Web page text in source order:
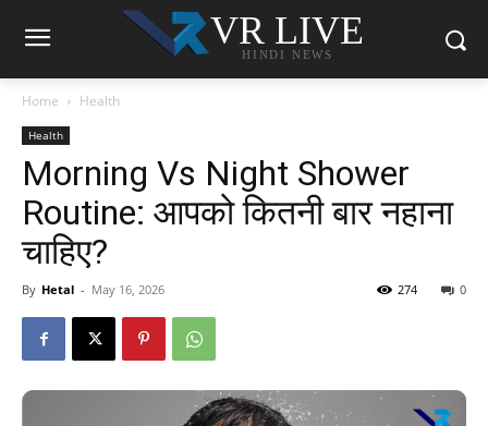
VR LIVE
HINDI NEWS
Home Health
Health
Morning Vs Night Shower
Routine: आपको कितनी बार नहाना
चाहिए?
By Hetal - May 16, 2026 0
274